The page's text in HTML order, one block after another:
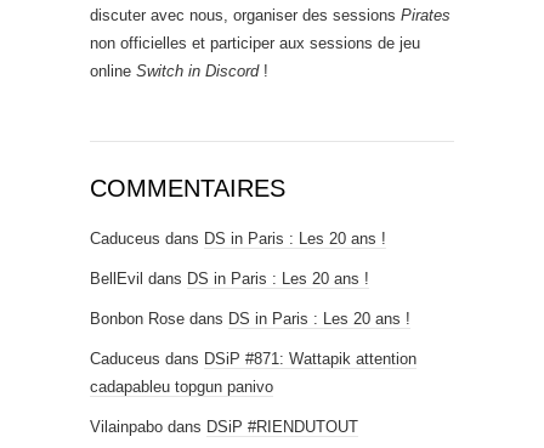
discuter avec nous, organiser des sessions Pirates
non officielles et participer aux sessions de jeu
online Switch in Discord!
COMMENTAIRES
Caduceus dans DS in Paris : Les 20 ans !
BellEvil dans DS in Paris : Les 20 ans !
Bonbon Rose dans DS in Paris : Les 20 ans !
Caduceus dans DSiP #871: Wattapik attention
cadapableu topgun panivo
Vilainpabo dans DSiP #RIENDUTOUT